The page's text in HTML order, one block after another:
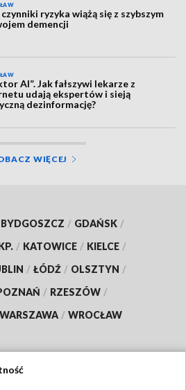
ryzyka wiążą się z szybszym
demencji
AI”. Jak fałszywi lekarze z
udają ekspertów i sieją
dezinformację?
WIĘCEJ
BYDGOSZCZ / GDAŃSK /
/ KATOWICE / KIELCE /
/ ŁÓDŹ / OLSZTYN /
/ RZESZÓW /
WARSZAWA / WROCŁAW